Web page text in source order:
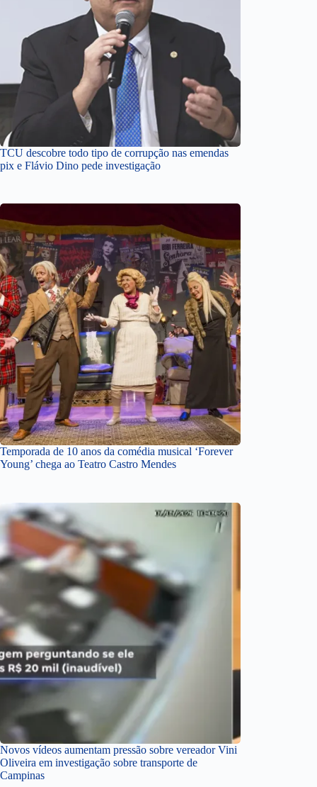
TCU descobre todo tipo de corrupção nas emendas
pix e Flávio Dino pede investigação
Temporada de 10 anos da comédia musical ‘Forever
Young’ chega ao Teatro Castro Mendes
Novos vídeos aumentam pressão sobre vereador Vini
Oliveira em investigação sobre transporte de
Campinas